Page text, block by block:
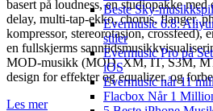
Beste Sky-
Evermusic 6.8:
stiler
Evermusic Pro på
iOS
Evermusic når 11
Flacbox Når 1
basert på loudness, en studiopakke
delay, multi-tap-ekko, chorus, flanger,
kompressor, stereorotasjon, crossfeed),
en fullskjerms
MOD-musikk (MOD, XM, IT, S3M,
design for effekter og equalizer, og
Les mer